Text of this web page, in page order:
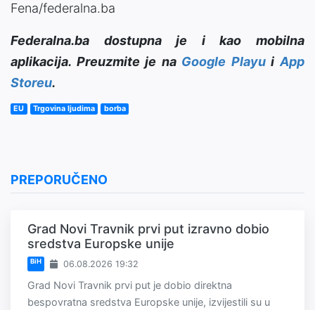
Fena/federalna.ba
Federalna.ba dostupna je i kao mobilna
aplikacija. Preuzmite je na Google PlayuiApp
Storeu.
EU Trgovina ljudima borba
PREPORUČENO
Grad Novi Travnik prvi put izravno dobio
sredstva Europske unije
BiH 06.08.2026 19:32
Grad Novi Travnik prvi put je dobio direktna
bespovratna sredstva Europske unije, izvijestili su u